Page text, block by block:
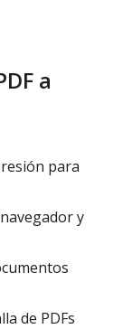
a
para
y
de PDFs